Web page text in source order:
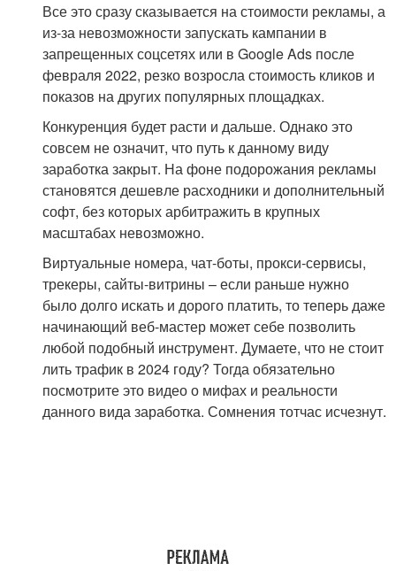
Все это сразу сказывается на стоимости рекламы, а
из-за невозможности запускать кампании в
запрещенных соцсетях или в Google Ads после
февраля 2022, резко возросла стоимость кликов и
показов на других популярных площадках.
Конкуренция будет расти и дальше. Однако это
совсем не означит, что путь к данному виду
заработка закрыт. На фоне подорожания рекламы
становятся дешевле расходники и дополнительный
софт, без которых арбитражить в крупных
масштабах невозможно.
Виртуальные номера, чат-боты, прокси-сервисы,
трекеры, сайты-витрины – если раньше нужно
было долго искать и дорого платить, то теперь даже
начинающий веб-мастер может себе позволить
любой подобный инструмент. Думаете, что не стоит
лить трафик в 2024 году? Тогда обязательно
посмотрите это видео о мифах и реальности
данного вида заработка. Сомнения тотчас исчезнут.